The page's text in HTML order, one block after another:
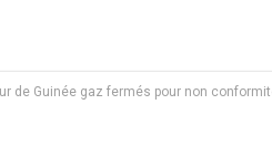
de Guinée gaz fermés pour non